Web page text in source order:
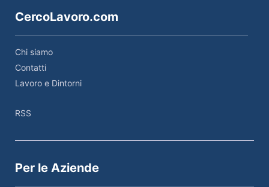
CercoLavoro.com
Chi siamo
Contatti
Lavoro e Dintorni
RSS
Per le Aziende